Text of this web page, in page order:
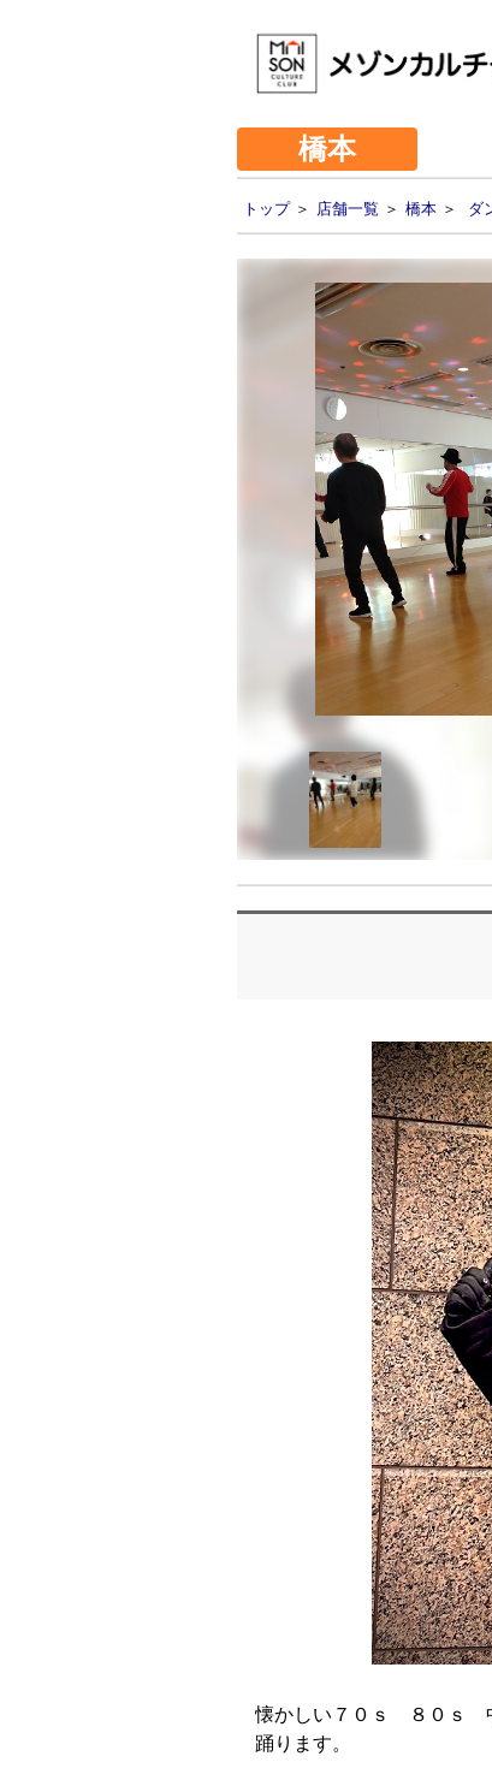
橋本
トップ＞ 店舗一覧 ＞ 橋本 ＞ ダ
懐かしい７０ｓ ８０ｓ
踊ります。